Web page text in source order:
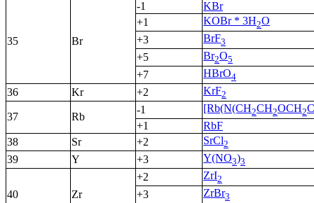
35 Br
-1
KBr
+1
KOBr * 3H2O
+3
BrF3
+5 Br2O5
+7 HBrO4
36 Kr +2 KrF2
37 Rb
-1 [Rb(N(CH2CH2OCH2
+1
RbF
38
Sr +2 SrCl2
39 Y +3 Y(NO3)3
40 Zr
+2 ZrI2
+3 ZrBr3